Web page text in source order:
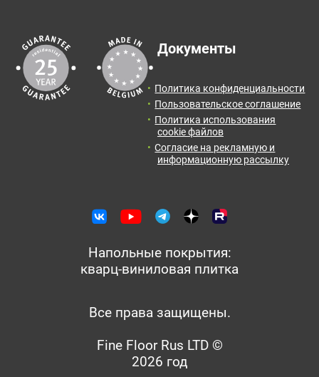
Документы
Политика конфиденциальности
Пользовательское соглашение
Политика использования
cookie файлов
Согласие на рекламную и
информационную рассылку
Напольные покрытия:
кварц-виниловая плитка
Все права защищены.
Fine Floor Rus LTD ©
2026 год